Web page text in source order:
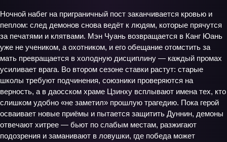
Ночной набег на приграничный пост заканчивается кровью и
пеплом: след демонов снова ведёт к людям, которые прячутся
за печатями и клятвами. Мэн Чуань возвращается в Канг Юань
уже не учеником, а охотником, и его обещание отомстить за
мать превращается в холодную дисциплину — каждый промах
усиливает врага. Во втором сезоне ставки растут: старые
школы требуют подчинения, союзники проверяются на
верность, а в даосском храме Цзинху всплывают имена тех, кто
слишком удобно «не заметил» прошлую трагедию. Пока герой
осваивает новые приёмы и пытается защитить Дуннин, демоны
отвечают хитрее — бьют по слабым местам, разжигают
подозрения и заманивают в ловушки, где победа может